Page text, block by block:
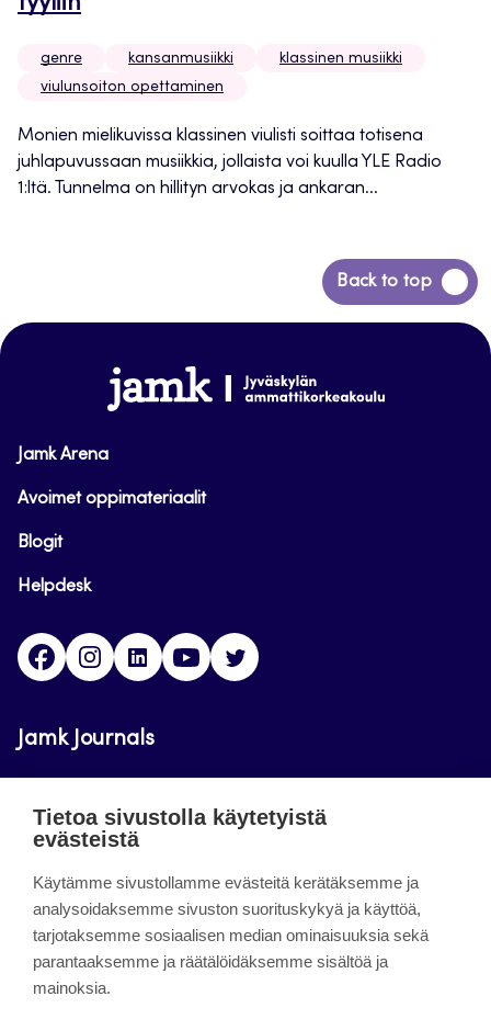
genre kansanmusiikki
klassinen musiikki
viulunsoiton opettaminen
Monien mielikuvissa klassinen viulisti soittaa totisena
juhlapuvussaan musiikkia, jollaista voi kuulla YLE Radio
1:ltä. Tunnelma on hillityn arvokas ja ankaran...
Back to top
Siirry
takaisin
www.jamk.fi
Jamk Arena
Avoimet oppimateriaalit
Blogit
Helpdesk
FacebookInstagram
LinkedInYoutube
Jamk Journals
luettavissa. Verkkolehtien tarkoituksena on tukea
innovaatiotoimintaa.
About the site
Jamkin verkkolehdet
Tietoa sivustolla käytetyistä
evästeistä
Käytämme sivustollamme evästeitä kerätäksemme ja
analysoidaksemme sivuston suorituskykyä ja käyttöä,
tarjotaksemme sosiaalisen median ominaisuuksia sekä
parantaaksemme ja räätälöidäksemme sisältöä ja
mainoksia.